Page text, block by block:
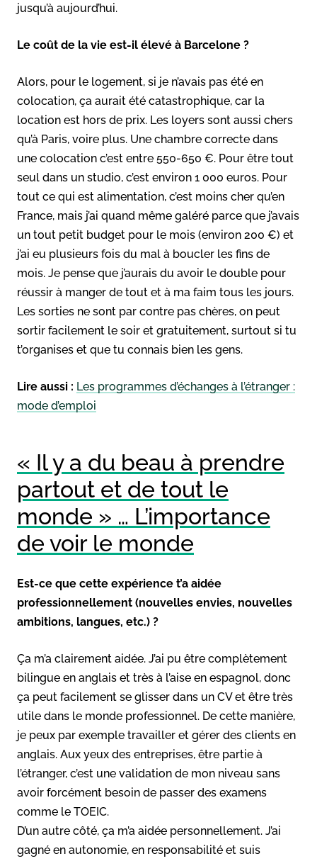
jusqu’à aujourd’hui.
Le coût de la vie est-il élevé à Barcelone ?
Alors, pour le logement, si je n’avais pas été en
colocation, ça aurait été catastrophique, car la
location est hors de prix. Les loyers sont aussi chers
qu’à Paris, voire plus. Une chambre correcte dans
une colocation c’est entre 550-650 €. Pour être tout
seul dans un studio, c’est environ 1 000 euros. Pour
tout ce qui est alimentation, c’est moins cher qu’en
France, mais j’ai quand même galéré parce que j’avais
un tout petit budget pour le mois (environ 200 €) et
j’ai eu plusieurs fois du mal à boucler les fins de
mois. Je pense que j’aurais du avoir le double pour
réussir à manger de tout et à ma faim tous les jours.
Les sorties ne sont par contre pas chères, on peut
sortir facilement le soir et gratuitement, surtout si tu
t’organises et que tu connais bien les gens.
Lire aussi : Les programmes d’échanges à l’étranger :
mode d’emploi
« Il y a du beau à prendre
partout et de tout le
monde » … L’importance
de voir le monde
Est-ce que cette expérience t’a aidée
professionnellement (nouvelles envies, nouvelles
ambitions, langues, etc.) ?
Ça m’a clairement aidée. J’ai pu être complètement
bilingue en anglais et très à l’aise en espagnol, donc
ça peut facilement se glisser dans un CV et être très
utile dans le monde professionnel. De cette manière,
je peux par exemple travailler et gérer des clients en
anglais. Aux yeux des entreprises, être partie à
l’étranger, c’est une validation de mon niveau sans
avoir forcément besoin de passer des examens
comme le TOEIC.
D’un autre côté, ça m’a aidée personnellement. J’ai
gagné en autonomie, en responsabilité et suis